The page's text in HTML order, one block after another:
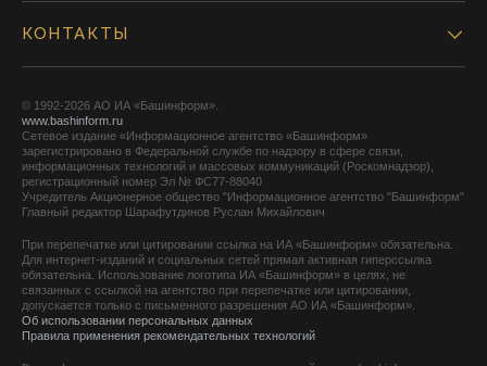
КОНТАКТЫ
© 1992-2026 АО ИА «Башинформ».
www.bashinform.ru
Сетевое издание «Информационное агентство «Башинформ»
зарегистрировано в Федеральной службе по надзору в сфере связи,
информационных технологий и массовых коммуникаций (Роскомнадзор),
регистрационный номер Эл № ФС77-88040
Учредитель Акционерное общество "Информационное агентство "Башинформ"
Главный редактор Шарафутдинов Руслан Михайлович
При перепечатке или цитировании ссылка на ИА «Башинформ» обязательна.
Для интернет-изданий и социальных сетей прямая активная гиперссылка
обязательна. Использование логотипа ИА «Башинформ» в целях, не
связанных с ссылкой на агентство при перепечатке или цитировании,
допускается только с письменного разрешения АО ИА «Башинформ».
Об использовании персональных данных
Правила применения рекомендательных технологий